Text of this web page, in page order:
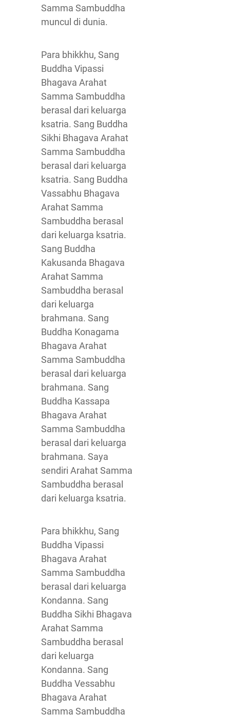
Samma Sambuddha
muncul di dunia.
Para bhikkhu, Sang
Buddha Vipassi
Bhagava Arahat
Samma Sambuddha
berasal dari keluarga
ksatria. Sang Buddha
Sikhi Bhagava Arahat
Samma Sambuddha
berasal dari keluarga
ksatria. Sang Buddha
Vassabhu Bhagava
Arahat Samma
Sambuddha berasal
dari keluarga ksatria.
Sang Buddha
Kakusanda Bhagava
Arahat Samma
Sambuddha berasal
dari keluarga
brahmana. Sang
Buddha Konagama
Bhagava Arahat
Samma Sambuddha
berasal dari keluarga
brahmana. Sang
Buddha Kassapa
Bhagava Arahat
Samma Sambuddha
berasal dari keluarga
brahmana. Saya
sendiri Arahat Samma
Sambuddha berasal
dari keluarga ksatria.
Para bhikkhu, Sang
Buddha Vipassi
Bhagava Arahat
Samma Sambuddha
berasal dari keluarga
Kondanna. Sang
Buddha Sikhi Bhagava
Arahat Samma
Sambuddha berasal
dari keluarga
Kondanna. Sang
Buddha Vessabhu
Bhagava Arahat
Samma Sambuddha